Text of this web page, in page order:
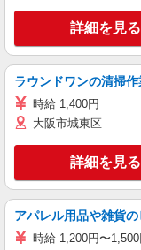
詳細を見る
ラウンドワンの清掃作
時給 1,400円
大阪市城東区
詳細を見る
アパレル用品や雑貨
時給 1,200円〜1,500